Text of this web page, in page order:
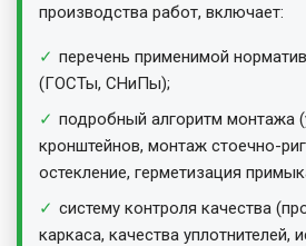
производства работ, включает:
перечень применимой
(ГОСТы, СНиПы);
подробный алгоритм монтажа
кронштейнов, монтаж стоечно-
остекление, герметизация
систему контроля качества
каркаса, качества уплотнителей,